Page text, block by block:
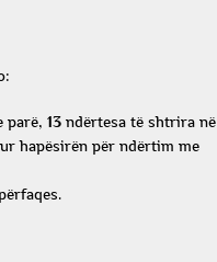
parë, 13 ndërtesa të shtrira në
hapësirën për ndërtim me